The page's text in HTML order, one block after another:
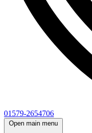
01579-2654706
Open main menu